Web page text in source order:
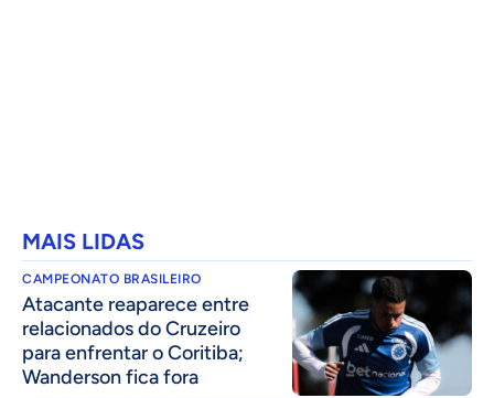
MAIS LIDAS
CAMPEONATO BRASILEIRO
Atacante reaparece entre
relacionados do Cruzeiro
para enfrentar o Coritiba;
Wanderson fica fora